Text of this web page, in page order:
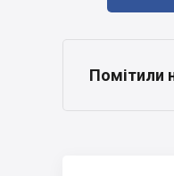
Помітили